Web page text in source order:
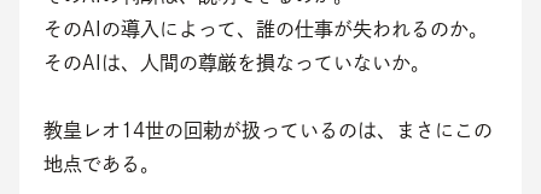
そのAIの導入によって、誰の仕事が失われるのか。
そのAIは、人間の尊厳を損なっていないか。
教皇レオ14世の回勅が扱っているのは、まさにこの
地点である。